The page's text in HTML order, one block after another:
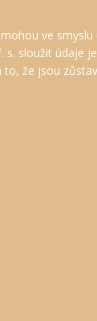
ve
s. sloužit údaje
to, že jsou